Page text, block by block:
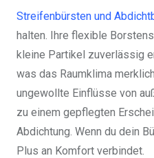
Streifenbürsten und
halten. Ihre flexible
kleine Partikel zuverlässig
was das Raumklima
ungewollte Einflüsse von
zu einem gepflegten
Abdichtung. Wenn du dein
Plus an Komfort verbindet.